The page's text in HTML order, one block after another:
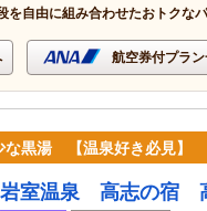
を自由に組み合わせたおトクな
航空券付プラ
湯 【温泉好き必見】
岩室温泉 高志の宿